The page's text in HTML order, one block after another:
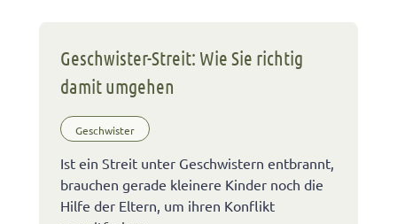
Geschwister-Streit: Wie Sie richtig
damit umgehen
Geschwister
Ist ein Streit unter Geschwistern entbrannt,
brauchen gerade kleinere Kinder noch die
Hilfe der Eltern, um ihren Konflikt